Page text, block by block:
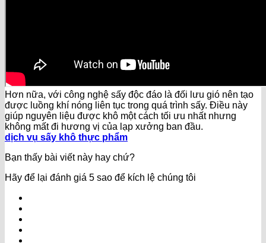
Hơn nữa, với công nghệ sấy độc đáo là đối lưu gió nên tạo
được luồng khí nóng liên tục trong quá trình sấy. Điều này
giúp nguyên liệu được khô một cách tối ưu nhất nhưng
không mất đi hương vị của lạp xưởng ban đầu.
dịch vụ sấy khô thực phẩm
Bạn thấy bài viết này hay chứ?
Hãy để lại đánh giá 5 sao để kích lệ chúng tôi